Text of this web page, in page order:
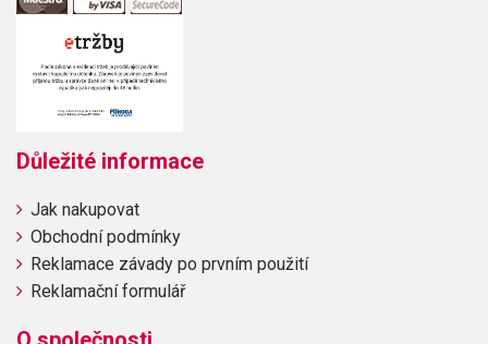
Důležité informace
Jak nakupovat
Obchodní podmínky
Reklamace závady po prvním použití
Reklamační formulář